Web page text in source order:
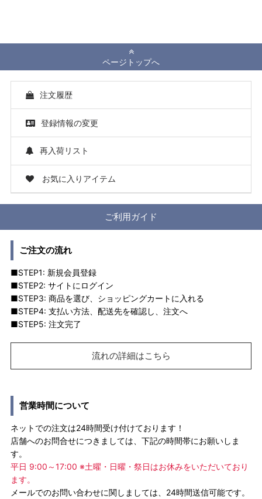
ページトップへ
注文履歴
登録情報の変更
再入荷リスト
お気に入りアイテム
ご利用ガイド
ご注文の流れ
■STEP1: 新規会員登録
■STEP2: サイトにログイン
■STEP3: 商品を選び、ショッピングカートに入れる
■STEP4: 支払い方法、配送先を確認し、注文へ
■STEP5: 注文完了
流れの詳細はこちら
営業時間について
ネットでの注文は24時間受け付けております！
店舗へのお問合せにつきましては、下記の時間帯にお願いしま
す。
平日 9:00～17:00 ※土曜・日曜・祭日はお休みをいただいており
ます。
メールでのお問い合わせに関しましては、24時間送信可能です。